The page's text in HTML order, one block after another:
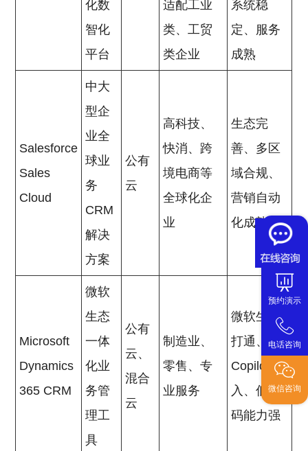
预约演示
电话咨询
微信咨询
化数
智化
平台
适配工业
类、工贸
类企业
系统稳
定、服务
成熟
Salesforce
Sales
Cloud
中大
型企
业全
球业
务
CRM
解决
方案
公有
云
高科技、
快消、跨
境电商等
全球化企
业
生态完
善、多区
域合规、
营销自动
化成熟
Microsoft
Dynamics
365 CRM
微软
生态
一体
化业
务管
理工
具
公有
云、
混合
云
制造业、
零售、专
业服务
微软生态
打通、AI
Copilot嵌
入、低代
码能力强